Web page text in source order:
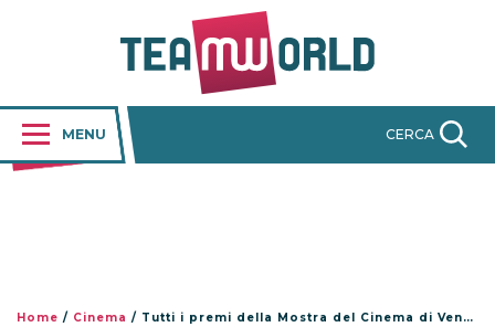
MENU CERCA
Home / Cinema / Tutti i premi della Mostra del Cinema di Venezia e le giurie che li assegneranno